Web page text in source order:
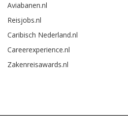
Aviabanen.nl
Reisjobs.nl
Caribisch Nederland.nl
Careerexperience.nl
Zakenreisawards.nl